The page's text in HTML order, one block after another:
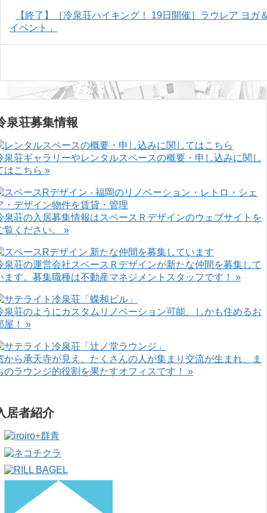
【終了】［冷泉荘ハイキング！ 19日開催］ラウレア ヨ
イベント」
泉荘募集情報
泉荘ギャラリーやレンタルスペースの概要・申し込みに関し
はこちら »
泉荘の入居募集情報はスペースＲデザインのウェブサイトを
覧ください。 »
泉荘の運営会社スペースＲデザインが新たな仲間を募集して
ます。募集職種は不動産マネジメントスタッフです！ »
泉荘のようにカスタムリノベーション可能、しかも住めるお
屋！ »
から承天寺が見え、たくさんの人が集まり交流が生まれ、ま
のラウンジ的役割を果たすオフィスです！ »
居者紹介